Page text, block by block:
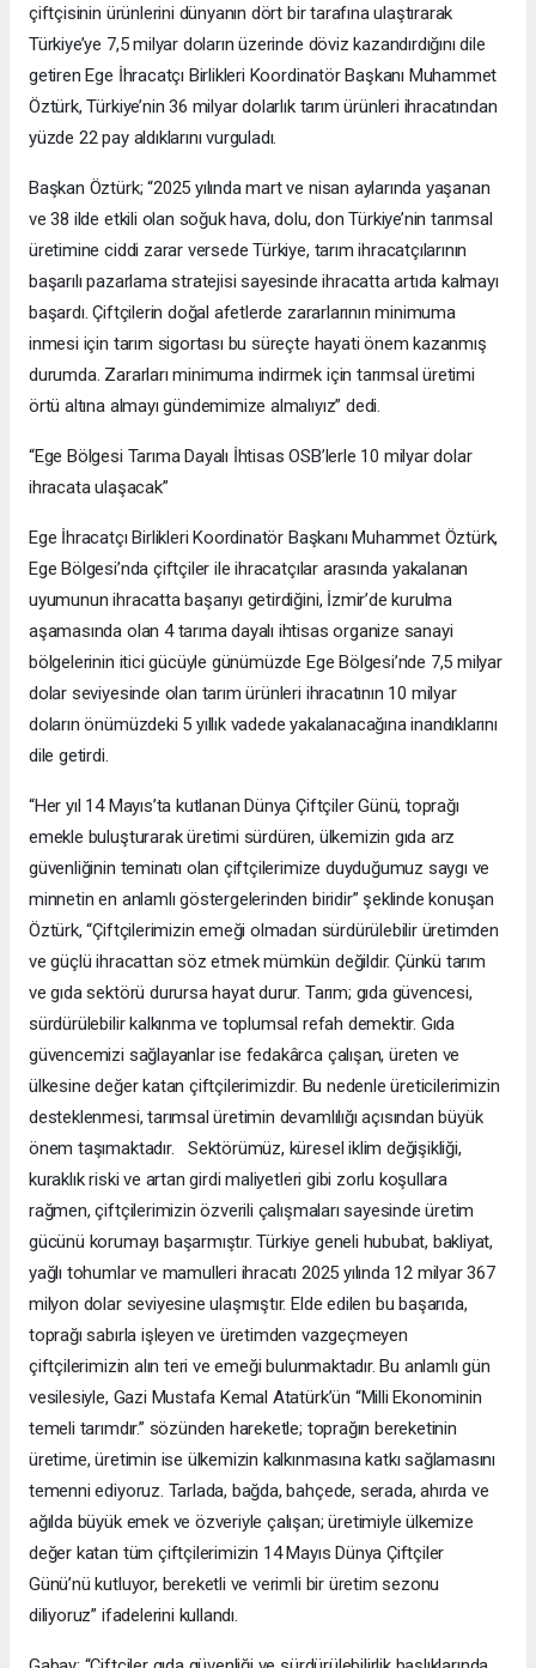
çiftçisinin ürünlerini dünyanın dört bir tarafına ulaştırarak
Türkiye’ye 7,5 milyar doların üzerinde döviz kazandırdığını dile
getiren Ege İhracatçı Birlikleri Koordinatör Başkanı Muhammet
Öztürk, Türkiye’nin 36 milyar dolarlık tarım ürünleri ihracatından
yüzde 22 pay aldıklarını vurguladı.
Başkan Öztürk; “2025 yılında mart ve nisan aylarında yaşanan
ve 38 ilde etkili olan soğuk hava, dolu, don Türkiye’nin tarımsal
üretimine ciddi zarar versede Türkiye, tarım ihracatçılarının
başarılı pazarlama stratejisi sayesinde ihracatta artıda kalmayı
başardı. Çiftçilerin doğal afetlerde zararlarının minimuma
inmesi için tarım sigortası bu süreçte hayati önem kazanmış
durumda. Zararları minimuma indirmek için tarımsal üretimi
örtü altına almayı gündemimize almalıyız” dedi.
“Ege Bölgesi Tarıma Dayalı İhtisas OSB’lerle 10 milyar dolar
ihracata ulaşacak”
Ege İhracatçı Birlikleri Koordinatör Başkanı Muhammet Öztürk,
Ege Bölgesi’nda çiftçiler ile ihracatçılar arasında yakalanan
uyumunun ihracatta başarıyı getirdiğini, İzmir’de kurulma
aşamasında olan 4 tarıma dayalı ihtisas organize sanayi
bölgelerinin itici gücüyle günümüzde Ege Bölgesi’nde 7,5 milyar
dolar seviyesinde olan tarım ürünleri ihracatının 10 milyar
doların önümüzdeki 5 yıllık vadede yakalanacağına inandıklarını
dile getirdi.
“Her yıl 14 Mayıs’ta kutlanan Dünya Çiftçiler Günü, toprağı
emekle buluşturarak üretimi sürdüren, ülkemizin gıda arz
güvenliğinin teminatı olan çiftçilerimize duyduğumuz saygı ve
minnetin en anlamlı göstergelerinden biridir” şeklinde konuşan
Öztürk, “Çiftçilerimizin emeği olmadan sürdürülebilir üretimden
ve güçlü ihracattan söz etmek mümkün değildir. Çünkü tarım
ve gıda sektörü durursa hayat durur. Tarım; gıda güvencesi,
sürdürülebilir kalkınma ve toplumsal refah demektir. Gıda
güvencemizi sağlayanlar ise fedakârca çalışan, üreten ve
ülkesine değer katan çiftçilerimizdir. Bu nedenle üreticilerimizin
desteklenmesi, tarımsal üretimin devamlılığı açısından büyük
önem taşımaktadır. Sektörümüz, küresel iklim değişikliği,
kuraklık riski ve artan girdi maliyetleri gibi zorlu koşullara
rağmen, çiftçilerimizin özverili çalışmaları sayesinde üretim
gücünü korumayı başarmıştır. Türkiye geneli hububat, bakliyat,
yağlı tohumlar ve mamulleri ihracatı 2025 yılında 12 milyar 367
milyon dolar seviyesine ulaşmıştır. Elde edilen bu başarıda,
toprağı sabırla işleyen ve üretimden vazgeçmeyen
çiftçilerimizin alın teri ve emeği bulunmaktadır. Bu anlamlı gün
vesilesiyle, Gazi Mustafa Kemal Atatürk’ün “Milli Ekonominin
temeli tarımdır.” sözünden hareketle; toprağın bereketinin
üretime, üretimin ise ülkemizin kalkınmasına katkı sağlamasını
temenni ediyoruz. Tarlada, bağda, bahçede, serada, ahırda ve
ağılda büyük emek ve özveriyle çalışan; üretimiyle ülkemize
değer katan tüm çiftçilerimizin 14 Mayıs Dünya Çiftçiler
Günü’nü kutluyor, bereketli ve verimli bir üretim sezonu
diliyoruz” ifadelerini kullandı.